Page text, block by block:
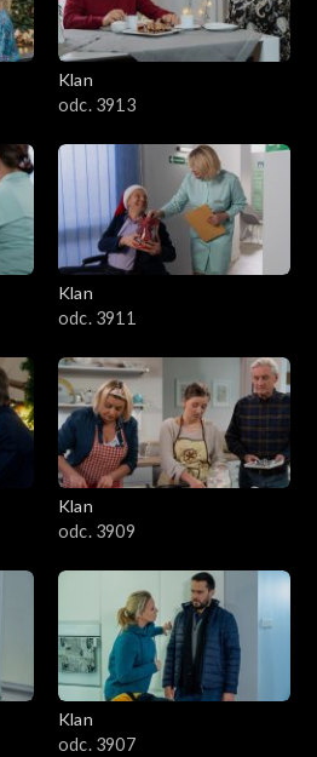
Klan
odc. 3913
Klan
odc. 3911
Klan
odc. 3909
Klan
odc. 3907